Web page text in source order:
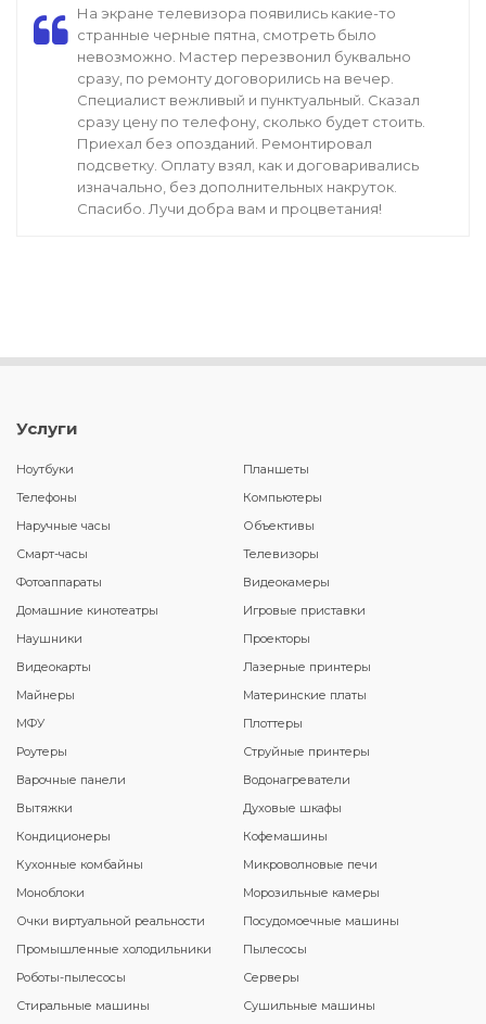
На экране телевизора появились какие-то
странные черные пятна, смотреть было
невозможно. Мастер перезвонил буквально
сразу, по ремонту договорились на вечер.
Специалист вежливый и пунктуальный. Сказал
сразу цену по телефону, сколько будет стоить.
Приехал без опозданий. Ремонтировал
подсветку. Оплату взял, как и договаривались
изначально, без дополнительных накруток.
Спасибо. Лучи добра вам и процветания!
Услуги
Ноутбуки
Планшеты
Телефоны
Компьютеры
Наручные часы
Объективы
Смарт-часы
Телевизоры
Фотоаппараты
Видеокамеры
Домашние кинотеатры
Игровые приставки
Наушники
Проекторы
Видеокарты
Лазерные принтеры
Майнеры
Материнские платы
МФУ
Плоттеры
Роутеры
Струйные принтеры
Варочные панели
Водонагреватели
Вытяжки
Духовые шкафы
Кондиционеры
Кофемашины
Кухонные комбайны
Микроволновые печи
Моноблоки
Морозильные камеры
Очки виртуальной реальности
Посудомоечные машины
Промышленные холодильники
Пылесосы
Роботы-пылесосы
Серверы
Стиральные машины
Сушильные машины